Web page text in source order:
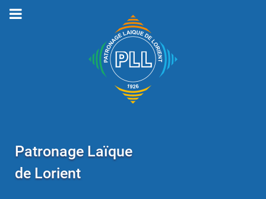
Patronage Laïque
de Lorient